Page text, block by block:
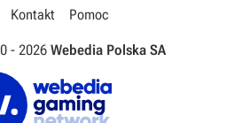
Kontakt Pomoc
- 2026 Webedia Polska SA